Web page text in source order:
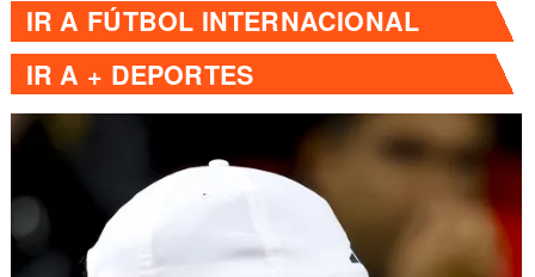
IR A FÚTBOL INTERNACIONAL
IR A + DEPORTES